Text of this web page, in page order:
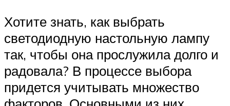
Хотите знать, как выбрать
светодиодную настольную лампу
так, чтобы она прослужила долго и
радовала? В процессе выбора
придется учитывать множество